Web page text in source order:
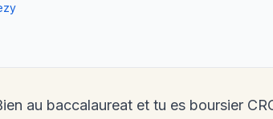
au baccalaureat et tu es boursier